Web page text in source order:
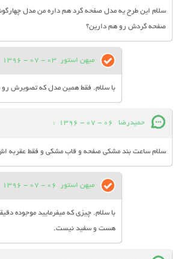
سلام این طرح یه مدل صفحه گرد هم داره من مدل
صفحه گردش رو هم دارین؟
میهن استور 03 - 07 - 1396
با سلام. فقط همین مدل که تصویرش رو
حميدرضا 06 - 07 - 1396
:
سلام ساعت بند مشكي صفحه و قاب مشكي و فقط عقربه
میهن استور 06 - 07 - 1396
با سلام. چیزی که میفرمایید موجوده
هست و سفید نیست.